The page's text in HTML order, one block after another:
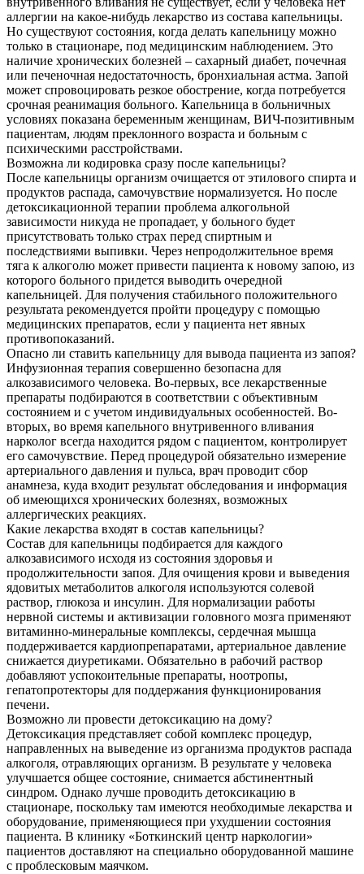
аллергии на какое-нибудь лекарство из состава капельницы.
Но существуют состояния, когда делать капельницу можно
только в стационаре, под медицинским наблюдением. Это
наличие хронических болезней – сахарный диабет, почечная
или печеночная недостаточность, бронхиальная астма. Запой
может спровоцировать резкое обострение, когда потребуется
срочная реанимация больного. Капельница в больничных
условиях показана беременным женщинам, ВИЧ-позитивным
пациентам, людям преклонного возраста и больным с
психическими расстройствами.
Возможна ли кодировка сразу после капельницы?
После капельницы организм очищается от этилового спирта и
продуктов распада, самочувствие нормализуется. Но после
детоксикационной терапии проблема алкогольной
зависимости никуда не пропадает, у больного будет
присутствовать только страх перед спиртным и
последствиями выпивки. Через непродолжительное время
тяга к алкоголю может привести пациента к новому запою, из
которого больного придется выводить очередной
капельницей. Для получения стабильного положительного
результата рекомендуется пройти процедуру с помощью
медицинских препаратов, если у пациента нет явных
противопоказаний.
Опасно ли ставить капельницу для вывода пациента из запоя?
Инфузионная терапия совершенно безопасна для
алкозависимого человека. Во-первых, все лекарственные
препараты подбираются в соответствии с объективным
состоянием и с учетом индивидуальных особенностей. Во-
вторых, во время капельного внутривенного вливания
нарколог всегда находится рядом с пациентом, контролирует
его самочувствие. Перед процедурой обязательно измерение
артериального давления и пульса, врач проводит сбор
анамнеза, куда входит результат обследования и информация
об имеющихся хронических болезнях, возможных
аллергических реакциях.
Какие лекарства входят в состав капельницы?
Состав для капельницы подбирается для каждого
алкозависимого исходя из состояния здоровья и
продолжительности запоя. Для очищения крови и выведения
ядовитых метаболитов алкоголя используются солевой
раствор, глюкоза и инсулин. Для нормализации работы
нервной системы и активизации головного мозга применяют
витаминно-минеральные комплексы, сердечная мышца
поддерживается кардиопрепаратами, артериальное давление
снижается диуретиками. Обязательно в рабочий раствор
добавляют успокоительные препараты, ноотропы,
гепатопротекторы для поддержания функционирования
печени.
Возможно ли провести детоксикацию на дому?
Детоксикация представляет собой комплекс процедур,
направленных на выведение из организма продуктов распада
алкоголя, отравляющих организм. В результате у человека
улучшается общее состояние, снимается абстинентный
синдром. Однако лучше проводить детоксикацию в
стационаре, поскольку там имеются необходимые лекарства и
оборудование, применяющиеся при ухудшении состояния
пациента. В клинику «Боткинский центр наркологии»
пациентов доставляют на специально оборудованной машине
с проблесковым маячком.